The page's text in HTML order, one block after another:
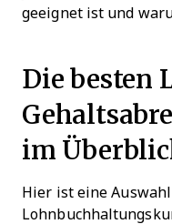
geeignet ist und
Die besten
im
Hier ist eine